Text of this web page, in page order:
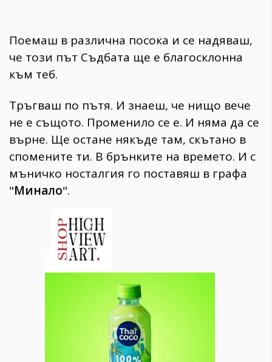
Поемаш в различна посока и се надяваш,
че този път Съдбата ще е благосклонна
към теб.
Тръгваш по пътя. И знаеш, че нищо вече
не е същото. Променило се е. И няма да се
върне. Ще остане някъде там, скътано в
спомените ти. В брънките на времето. И с
мъничко носталгия го поставяш в графа
"Минало".